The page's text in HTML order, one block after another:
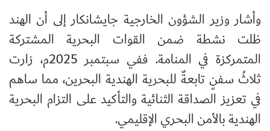
وأشار وزير الشؤون الخارجية جايشانكار إلى أن الهند
ظلت نشطة ضمن القوات البحرية المشتركة
المتمركزة في المنامة. ففي سبتمبر 2025م، زارت
ثلاثُ سفنٍ تابعةٌ للبحرية الهندية البحرين، مما ساهم
في تعزيز الصداقة الثنائية والتأكيد على التزام البحرية
الهندية بالأمن البحري الإقليمي.